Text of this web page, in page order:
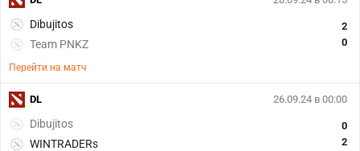
Dibujitos
Team PNKZ
2
0
Перейти на матч
26.09.24 в 00:00
Dibujitos
WINTRADERs
0
2
DL